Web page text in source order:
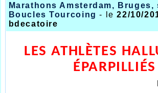
Marathons Amsterdam, Bruges,
Boucles Tourcoing - le22/10/
bdecatoire
LES ATHLÈTES
ÉPARPILLIÉS
DANS LE NORD DE